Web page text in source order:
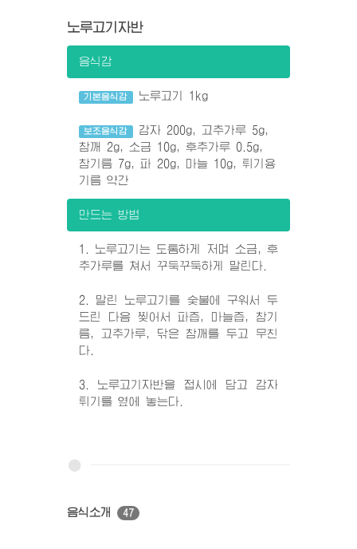
노루고기자반
음식감
기본음식감 노루고기 1kg
보조음식감
감자 200g, 고추가루 5g,
참깨 2g, 소금 10g, 후추가루 0.5g,
참기름 7g, 파 20g, 마늘 10g, 튀기용
기름 약간
만드는 방법
1. 노루고기는 도톰하게 저며 소금, 후
추가루를 쳐서 꾸둑꾸둑하게 말린다.
2. 말린 노루고기를 숯불에 구워서 두
드린 다음 찢어서 파즙, 마늘즙, 참기
름, 고추가루, 닦은 참깨를 두고 무친
다.
3. 노루고기자반을 접시에 담고 감자
튀기를 옆에 놓는다.
음식소개 47